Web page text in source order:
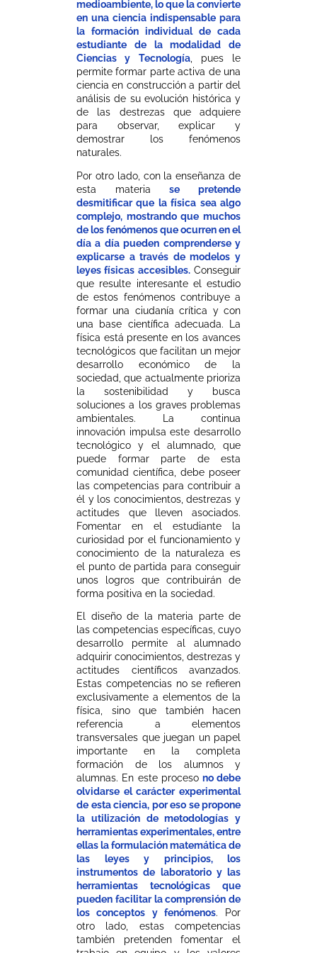
medioambiente, lo que la convierte
en una ciencia indispensable para
la formación individual de cada
estudiante de la modalidad de
Ciencias y Tecnología, pues le
permite formar parte activa de una
ciencia en construcción a partir del
análisis de su evolución histórica y
de las destrezas que adquiere
para observar, explicar y
demostrar los fenómenos
naturales.
Por otro lado, con la enseñanza de
esta materiase pretende
desmitificar que la física sea algo
complejo, mostrando que muchos
de los fenómenos que ocurren en el
día a día pueden comprenderse y
explicarse a través de modelos y
leyes físicas accesibles.Conseguir
que resulte interesante el estudio
de estos fenómenos contribuye a
formar una ciudanía crítica y con
una base científica adecuada. La
física está presente en los avances
tecnológicos que facilitan un mejor
desarrollo económico de la
sociedad, que actualmente prioriza
la sostenibilidad y busca
soluciones a los graves problemas
ambientales. La continua
innovación impulsa este desarrollo
tecnológico y el alumnado, que
puede formar parte de esta
comunidad científica, debe poseer
las competencias para contribuir a
él y los conocimientos, destrezas y
actitudes que lleven asociados.
Fomentar en el estudiante la
curiosidad por el funcionamiento y
conocimiento de la naturaleza es
el punto de partida para conseguir
unos logros que contribuirán de
forma positiva en la sociedad.
El diseño de la materia parte de
las competencias específicas, cuyo
desarrollo permite al alumnado
adquirir conocimientos, destrezas y
actitudes científicos avanzados.
Estas competencias no se refieren
exclusivamente a elementos de la
física, sino que también hacen
referencia a elementos
transversales que juegan un papel
importante en la completa
formación de los alumnos y
alumnas. En este proceso no debe
olvidarse el carácter experimental
de esta ciencia, por eso se propone
la utilización de metodologías y
herramientas experimentales, entre
ellas la formulación matemática de
las leyes y principios, los
instrumentos de laboratorio y las
herramientas tecnológicas que
pueden facilitar la comprensión de
los conceptos y fenómenos. Por
otro lado, estas competencias
también pretenden fomentar el